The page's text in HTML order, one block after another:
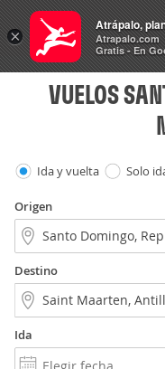
Vuelos
VUELOS
Ida y vuelta Solo
Origen
Destino
Ida
×
Atrápalo,
Atrapalo.com
Gratis - En